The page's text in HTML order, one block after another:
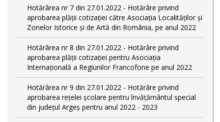
Hotărârea nr 7 din 27.01.2022 - Hotărâre privind
aprobarea plății cotizației către Asociația Localităților și
Zonelor Istorice și de Artă din România, pe anul 2022
Hotărârea nr 8 din 27.01.2022 - Hotărâre privind
aprobarea plății cotizației pentru Asociația
Internațională a Regiunilor Francofone pe anul 2022
Hotărârea nr 9 din 27.01.2022 - Hotărâre privind
aprobarea rețelei școlare pentru învățământul special
din județul Argeș pentru anul 2022 - 2023